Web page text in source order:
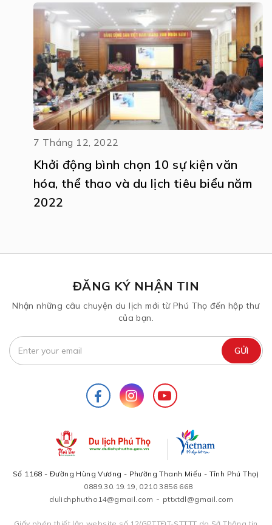
7 Tháng 12, 2022
Khởi động bình chọn 10 sự kiện văn
hóa, thể thao và du lịch tiêu biểu năm
2022
Số 1168 - Đường Hùng Vương - Phường Thanh Miếu - Tỉnh Phú Thọ)
0889.30.19.19, 0210 3856 668
dulichphutho14@gmail.com - pttxtdl@gmail.com
ĐĂNG KÝ NHẬN TIN
Nhận những câu chuyện du lịch mới từ Phú Thọ đến hộp thư
của bạn.